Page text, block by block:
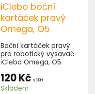
iClebo boční
kartáček pravý
Omega, O5
Boční kartáček pravý
pro robotický vysavač
iClebo Omega, O5.
120Kč s DPH
Skladem